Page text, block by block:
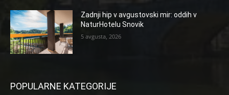
Zadnji hip v avgustovski mir: oddih v
NaturHotelu Snovik
5 avgusta, 2026
POPULARNE KATEGORIJE